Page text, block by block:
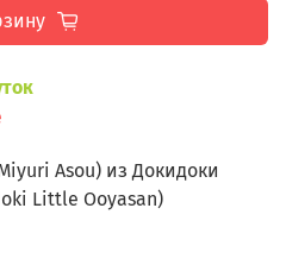
Asou) из Докидоки
Little Ooyasan)